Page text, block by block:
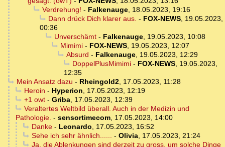
Verdrehung! - Falkenauge, 18.05.2023, 19:16
Dann drück Dich klarer aus. - FOX-NEWS, 19.05.2023,
00:36
Unverschämt- Falkenauge, 19.05.2023, 10:08
Mimimi- FOX-NEWS, 19.05.2023, 12:07
Absurd - Falkenauge, 19.05.2023, 12:29
DoppelPlusMimimi- FOX-NEWS, 19.05.2023,
12:35
Mein Ansatz dazu - Rheingold2, 17.05.2023, 11:28
Heroin - Hyperion, 17.05.2023, 12:19
+1 owt- Griba, 17.05.2023, 12:39
Veraltertes Weltbild überall. Auch in der Medizin und
Pathologie. - sensortimecom, 17.05.2023, 14:00
Danke- Leonardo, 17.05.2023, 16:52
Sehe ich sehr ähnlich...... - Olivia, 17.05.2023, 21:24
Ja, die Ablenkungen sind derzeit zu gross, um solche Dinge